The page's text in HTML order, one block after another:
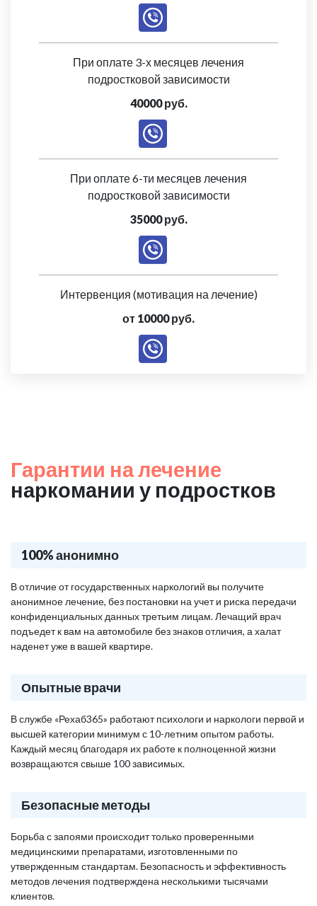
При оплате 3-х месяцев лечения
подростковой зависимости
40000 руб.
При оплате 6-ти месяцев лечения
подростковой зависимости
35000 руб.
Интервенция (мотивация на лечение)
от 10000 руб.
Гарантии на лечение
наркомании у подростков
100% анонимно
В отличие от государственных наркологий вы получите
анонимное лечение, без постановки на учет и риска передачи
конфиденциальных данных третьим лицам. Лечащий врач
подъедет к вам на автомобиле без знаков отличия, а халат
наденет уже в вашей квартире.
Опытные врачи
В службе «Рехаб365» работают психологи и наркологи первой и
высшей категории минимум с 10-летним опытом работы.
Каждый месяц благодаря их работе к полноценной жизни
возвращаются свыше 100 зависимых.
Безопасные методы
Борьба с запоями происходит только проверенными
медицинскими препаратами, изготовленными по
утвержденным стандартам. Безопасность и эффективность
методов лечения подтверждена несколькими тысячами
клиентов.